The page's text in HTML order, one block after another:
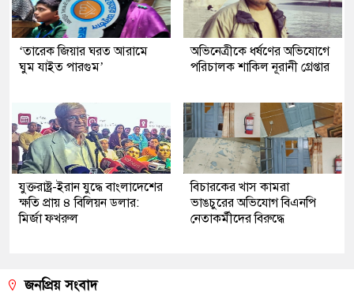
‘তারেক জিয়ার ঘরত আরামে
ঘুম যাইত পারগুম’
অভিনেত্রীকে ধর্ষণের অভিযোগে
পরিচালক শাকিল নূরানী গ্রেপ্তার
যুক্তরাষ্ট্র-ইরান যুদ্ধে বাংলাদেশের
ক্ষতি প্রায় ৪ বিলিয়ন ডলার:
মির্জা ফখরুল
বিচারকের খাস কামরা
ভাঙচুরের অভিযোগ বিএনপি
নেতাকর্মীদের বিরুদ্ধে
জনপ্রিয় সংবাদ